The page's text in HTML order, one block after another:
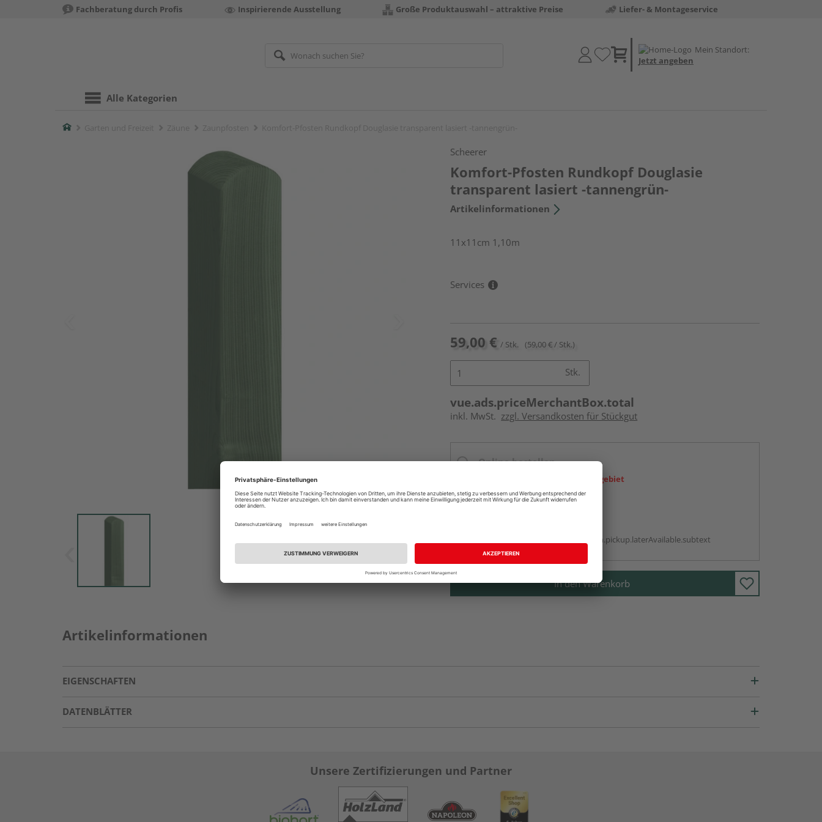
Fachberatung durch Profis Inspirierende Ausstellung Große Produktauswahl – attraktive Preise Liefer- & Montageservice
Mein Standort:
Jetzt angeben
Alle Kategorien
Home
Scheerer
Komfort-Pfosten Rundkopf Douglasie
transparent lasiert -tannengrün-
Artikelinformationen
11x11cm 1,10m
Services
59,00 € / Stk. (59,00 € / Stk.)
Stk.
vue.ads.priceMerchantBox.total
inkl. MwSt. zzgl. Versandkosten für Stückgut
Online bestellen
Ihr Standort ist nicht im Liefergebiet
vue.ads.priceMerchantBox.option.pickup.laterAvailable.subtext
In den Warenkorb
Artikelinformationen
EIGENSCHAFTEN
DATENBLÄTTER
Unsere Zertifizierungen und Partner